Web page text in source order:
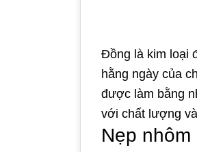
Đồng là kim loại
hằng ngày của
được làm bằng
với chất lượng
Nẹp